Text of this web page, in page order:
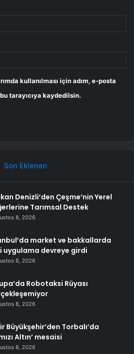
kullanılması için adım, e-posta
tarayıcıya kaydedilsin.
Son Eklenen
Denizli’den Çeşme’nin Yerel
Tarımsal Destek
8, 2026
market ve bakkallarda
uygulama devreye girdi
8, 2026
Robotaksi Rüyası
8, 2026
Büyükşehir’den Torbalı’da
Altın’ mesaisi
8, 2026